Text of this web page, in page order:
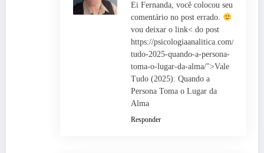
Ei Fernanda, você colocou seu
comentário no post errado.
vou deixar o link< do post
https://psicologiaanalitica.com/vale-
tudo-2025-quando-a-persona-
toma-o-lugar-da-alma/">Vale
Tudo (2025): Quando a
Persona Toma o Lugar da
Alma
Responder